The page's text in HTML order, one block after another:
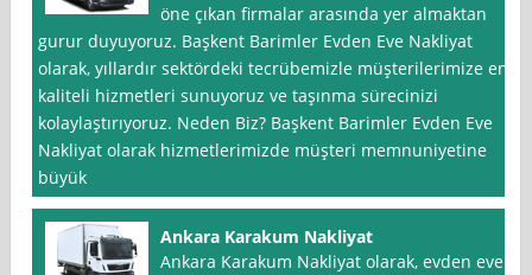
öne çıkan firmalar arasında yer almaktan
gurur duyuyoruz. Başkent Barimler Evden Eve Nakliyat
olarak, yıllardır sektördeki tecrübemizle müşterilerimize en
kaliteli hizmetleri sunuyoruz ve taşınma sürecinizi
kolaylaştırıyoruz. Neden Biz? Başkent Barimler Evden Eve
Nakliyat olarak hizmetlerimizde müşteri memnuniyetine
büyük
Ankara Karakum Nakliyat
Ankara Karakum Nakliyat olarak, evden eve